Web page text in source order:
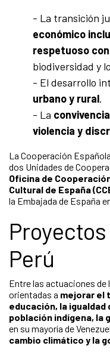
- La transición
económico
respetuoso
biodiversidad y
- El desarrollo
urbano y rural.
- La
violencia y
La Cooperación
dos Unidades de
Oficina de
Cultural de España
la Embajada de España
Perú
Entre las actuaciones de
orientadas a mejorar el
educación, la
población indígena, la
en su mayoría de
cambio climático y la